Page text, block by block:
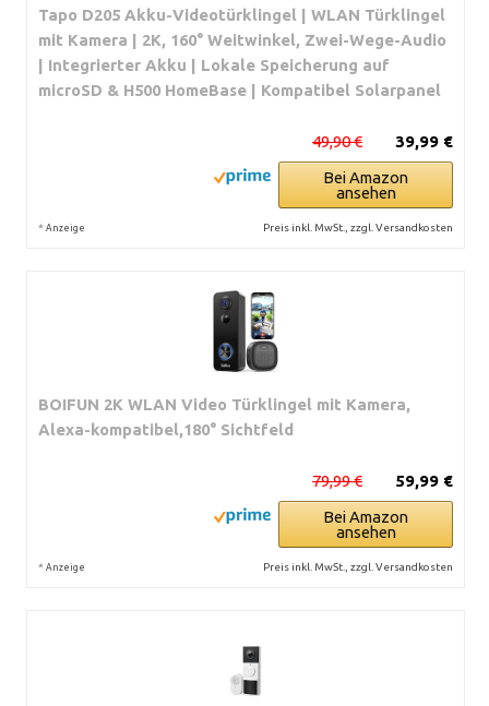
Tapo D205 Akku-Videotürklingel | WLAN Türklingel
mit Kamera | 2K, 160° Weitwinkel, Zwei-Wege-Audio
| Integrierter Akku | Lokale Speicherung auf
microSD & H500 HomeBase | Kompatibel Solarpanel
39,99 €
49,90 €
Bei Amazon
ansehen
* Anzeige Preis inkl. MwSt., zzgl. Versandkosten
BOIFUN 2K WLAN Video Türklingel mit Kamera,
Alexa-kompatibel,180° Sichtfeld
59,99 €
79,99 €
Bei Amazon
ansehen
* Anzeige Preis inkl. MwSt., zzgl. Versandkosten